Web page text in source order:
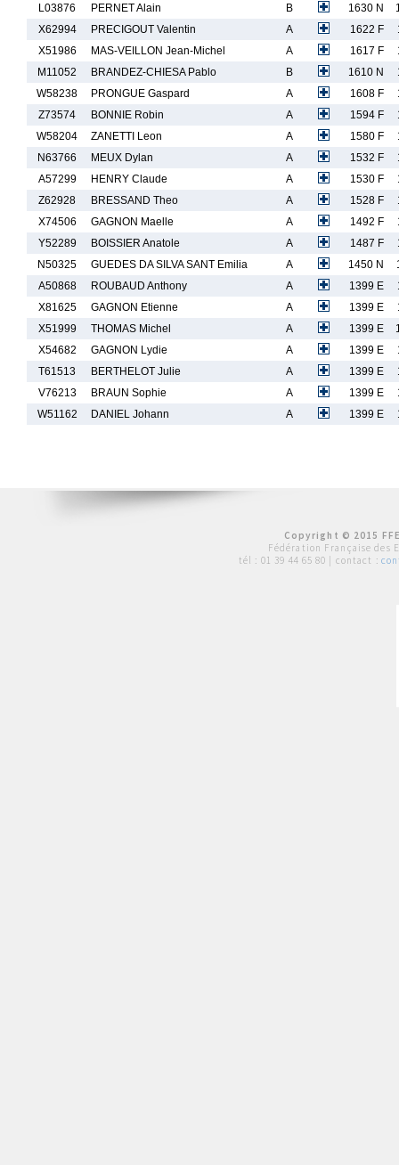
L03876
PERNET Alain B 1630 N
X62994
PRECIGOUT Valentin A 1622 F
X51986
MAS-VEILLON Jean-Michel A 1617 F
M11052
BRANDEZ-CHIESA Pablo B 1610 N
W58238
PRONGUE Gaspard A 1608 F
Z73574
BONNIE Robin A 1594 F
W58204
ZANETTI Leon A 1580 F
N63766
MEUX Dylan A 1532 F
A57299
HENRY Claude A 1530 F
Z62928
BRESSAND Theo A 1528 F
X74506
GAGNON Maelle A 1492 F
Y52289
BOISSIER Anatole A 1487 F
N50325
GUEDES DA SILVA SANT Emilia A 1450 N
A50868
ROUBAUD Anthony A 1399 E
X81625
GAGNON Etienne A 1399 E
X51999
THOMAS Michel A 1399 E
X54682
GAGNON Lydie A 1399 E
T61513
BERTHELOT Julie A 1399 E
V76213
BRAUN Sophie A 1399 E
W51162
DANIEL Johann A 1399 E
Copyright © 2015
Fédération Française des
tél : 01 39 44 65 80 | contact :